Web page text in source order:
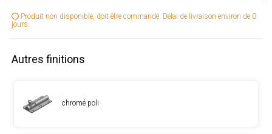
Produit non disponible, doit être commandé. Délai de livraison environ de 0
jours.
Autres finitions
chromé poli